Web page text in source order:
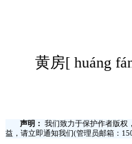
黄房[ huáng
声明：
我们致力于保护作者版权
益，请立即通知我们(管理员邮箱：